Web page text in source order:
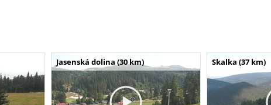
Jasenská dolina (30 km) Skalka (37 km)